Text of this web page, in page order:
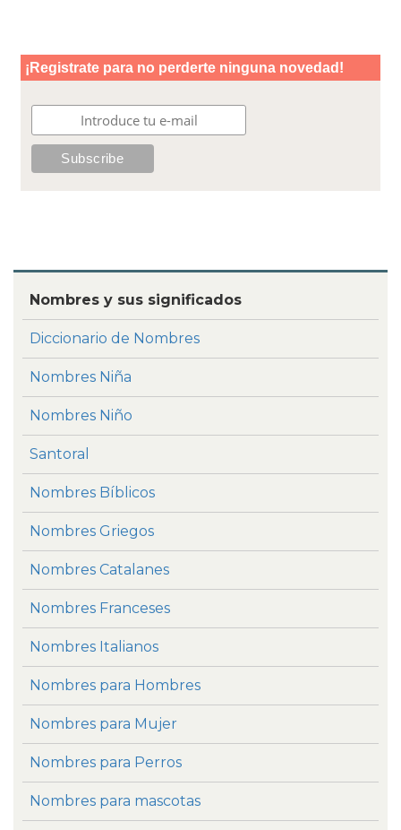
Nombres y sus significados
Diccionario de Nombres
Nombres Niña
Nombres Niño
Santoral
Nombres Bíblicos
Nombres Griegos
Nombres Catalanes
Nombres Franceses
Nombres Italianos
Nombres para Hombres
Nombres para Mujer
Nombres para Perros
Nombres para mascotas